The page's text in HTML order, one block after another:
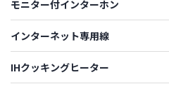
モニター付インターホン
インターネット専用線
IHクッキングヒーター